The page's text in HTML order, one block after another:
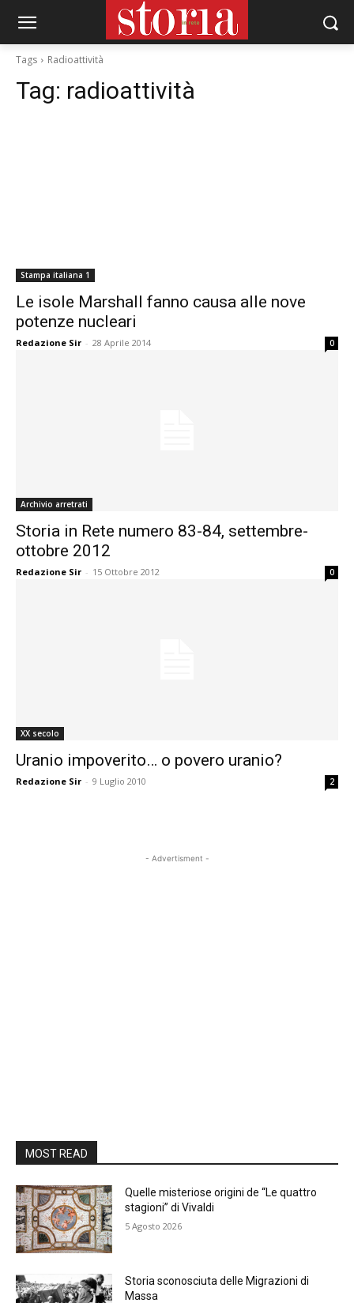
Tags Radioattività
Tag: radioattività
Stampa italiana 1
Le isole Marshall fanno causa alle nove
potenze nucleari
Redazione Sir - 28 Aprile 2014 0
Archivio arretrati
Storia in Rete numero 83-84, settembre-
ottobre 2012
Redazione Sir - 15 Ottobre 2012 0
XX secolo
Uranio impoverito… o povero uranio?
Redazione Sir - 9 Luglio 2010 2
- Advertisment -
MOST READ
Quelle misteriose origini de “Le quattro
stagioni” di Vivaldi
5 Agosto 2026
Storia sconosciuta delle Migrazioni di
Massa